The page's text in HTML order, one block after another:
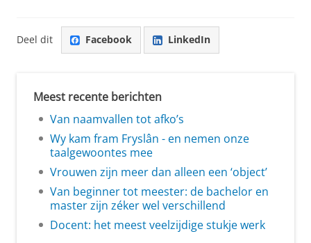
Deel dit Facebook LinkedIn
Meest recente berichten
Van naamvallen tot afko’s
Wy kam fram Fryslân - en nemen onze
taalgewoontes mee
Vrouwen zijn meer dan alleen een ‘object’
Van beginner tot meester: de bachelor en
master zijn zéker wel verschillend
Docent: het meest veelzijdige stukje werk